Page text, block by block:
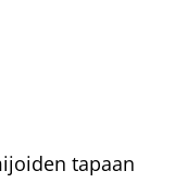
tapaan